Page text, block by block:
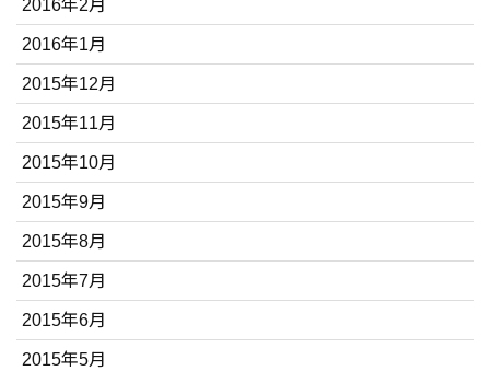
2016年2月
2016年1月
2015年12月
2015年11月
2015年10月
2015年9月
2015年8月
2015年7月
2015年6月
2015年5月